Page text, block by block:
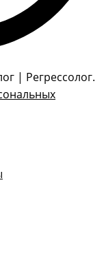
| Регрессолог.